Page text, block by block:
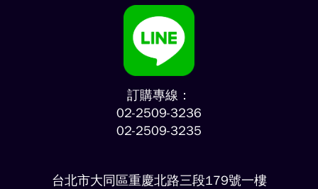
訂購專線：
02-2509-3236
02-2509-3235
台北市大同區重慶北路三段179號一樓